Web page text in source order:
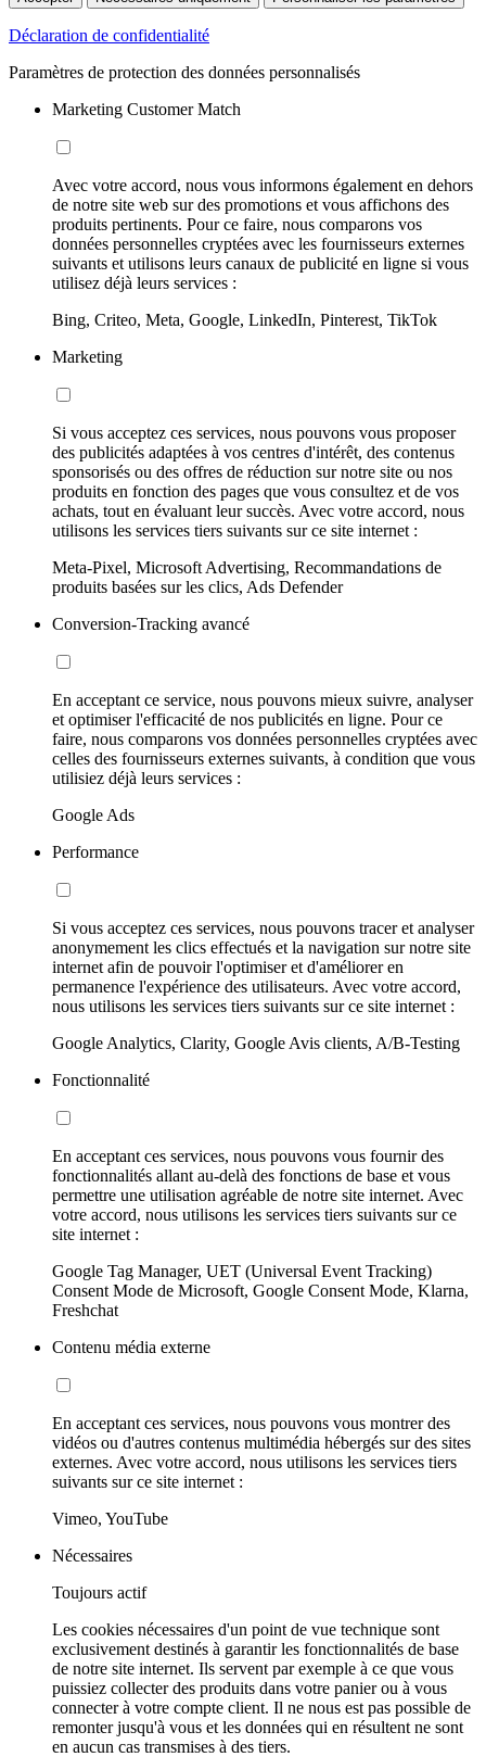
Déclaration de confidentialité
Paramètres de protection des données personnalisés
Marketing Customer Match
Avec votre accord, nous vous informons également en dehors
de notre site web sur des promotions et vous affichons des
produits pertinents. Pour ce faire, nous comparons vos
données personnelles cryptées avec les fournisseurs externes
suivants et utilisons leurs canaux de publicité en ligne si vous
utilisez déjà leurs services :
Bing, Criteo, Meta, Google, LinkedIn, Pinterest, TikTok
Marketing
Si vous acceptez ces services, nous pouvons vous proposer
des publicités adaptées à vos centres d'intérêt, des contenus
sponsorisés ou des offres de réduction sur notre site ou nos
produits en fonction des pages que vous consultez et de vos
achats, tout en évaluant leur succès. Avec votre accord, nous
utilisons les services tiers suivants sur ce site internet :
Meta-Pixel, Microsoft Advertising, Recommandations de
produits basées sur les clics, Ads Defender
Conversion-Tracking avancé
En acceptant ce service, nous pouvons mieux suivre, analyser
et optimiser l'efficacité de nos publicités en ligne. Pour ce
faire, nous comparons vos données personnelles cryptées avec
celles des fournisseurs externes suivants, à condition que vous
utilisiez déjà leurs services :
Google Ads
Performance
Si vous acceptez ces services, nous pouvons tracer et analyser
anonymement les clics effectués et la navigation sur notre site
internet afin de pouvoir l'optimiser et d'améliorer en
permanence l'expérience des utilisateurs. Avec votre accord,
nous utilisons les services tiers suivants sur ce site internet :
Google Analytics, Clarity, Google Avis clients, A/B-Testing
Fonctionnalité
En acceptant ces services, nous pouvons vous fournir des
fonctionnalités allant au-delà des fonctions de base et vous
permettre une utilisation agréable de notre site internet. Avec
votre accord, nous utilisons les services tiers suivants sur ce
site internet :
Google Tag Manager, UET (Universal Event Tracking)
Consent Mode de Microsoft, Google Consent Mode, Klarna,
Freshchat
Contenu média externe
En acceptant ces services, nous pouvons vous montrer des
vidéos ou d'autres contenus multimédia hébergés sur des sites
externes. Avec votre accord, nous utilisons les services tiers
suivants sur ce site internet :
Vimeo, YouTube
Nécessaires
Toujours actif
Les cookies nécessaires d'un point de vue technique sont
exclusivement destinés à garantir les fonctionnalités de base
de notre site internet. Ils servent par exemple à ce que vous
puissiez collecter des produits dans votre panier ou à vous
connecter à votre compte client. Il ne nous est pas possible de
remonter jusqu'à vous et les données qui en résultent ne sont
en aucun cas transmises à des tiers.